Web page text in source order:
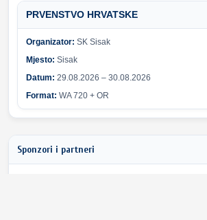
PRVENSTVO HRVATSKE
Organizator: SK Sisak
Mjesto: Sisak
Datum: 29.08.2026 – 30.08.2026
Format: WA 720 + OR
Sponzori i partneri